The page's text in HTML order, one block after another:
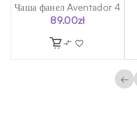
Чаша фанел Aventador 4
89.00zł
←